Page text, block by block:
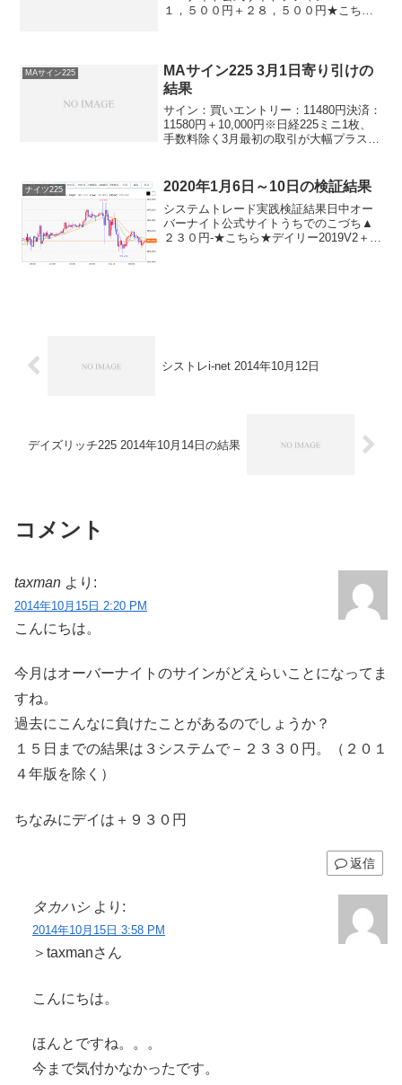
１，５００円＋２８，５００円★こちら
２９...
MAサイン225
MAサイン225 3月1日寄り引けの
結果
サイン：買いエントリー：11480円決済：
11580円＋10,000円※日経225ミニ1枚、
手数料除く3月最初の取引が大幅プラスで
が、連敗せずに稼いでいって欲しいです
ナイツ225 2020年1月6日～10日の検証結果
システムトレード実践検証結果日中オー
バーナイト公式サイトうちでのこづち▲
２３０円-★こちら★デイリー2019V2＋３
シストレi-net 2014年10月12日
デイズリッチ225 2014年10月14日の結果
コメント
taxman より:
2014年10月15日 2:20 PM
こんにちは。
今月はオーバーナイトのサインがどえらいことになってま
すね。
過去にこんなに負けたことがあるのでしょうか？
１５日までの結果は３システムで－２３３０円。（２０１
４年版を除く）
ちなみにデイは＋９３０円
返信
タカハシ より:
2014年10月15日 3:58 PM
＞taxmanさん
こんにちは。
ほんとですね。。。
今まで気付かなかったです。